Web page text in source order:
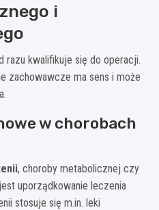
i
razu kwalifikuje się do operacji.
zachowawcze ma sens i może
w chorobach
, choroby metabolicznej czy
uporządkowanie leczenia
stosuje się m.in. leki